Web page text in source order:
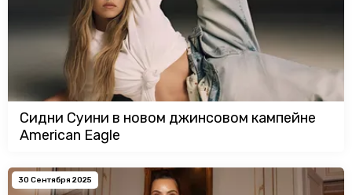
Сидни Суини в новом джинсовом кампейне
American Eagle
30 Сентября 2025